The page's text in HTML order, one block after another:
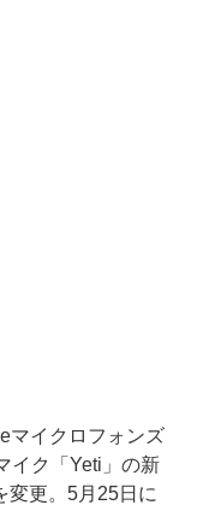
マイクロフォンズ
イク「Yeti」の新
変更。5月25日に